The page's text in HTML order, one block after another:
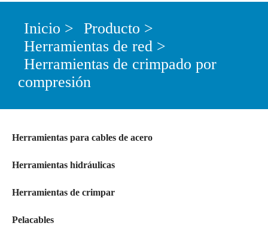
Inicio > Producto >
Herramientas de red >
Herramientas de crimpado por
compresión
Herramientas para cables de acero
Herramientas hidráulicas
Herramientas de crimpar
Pelacables